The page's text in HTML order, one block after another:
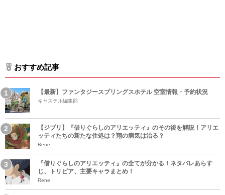
おすすめ記事
【最新】ファンタジースプリングスホテル 空室情報・予約状況
キャステル編集部
【ジブリ】『借りぐらしのアリエッティ』のその後を解説！アリエ
ッティたちの新たな住処は？翔の病気は治る？
Rene
『借りぐらしのアリエッティ』の全てが分かる！ネタバレあらす
じ、トリビア、主要キャラまとめ！
Rene